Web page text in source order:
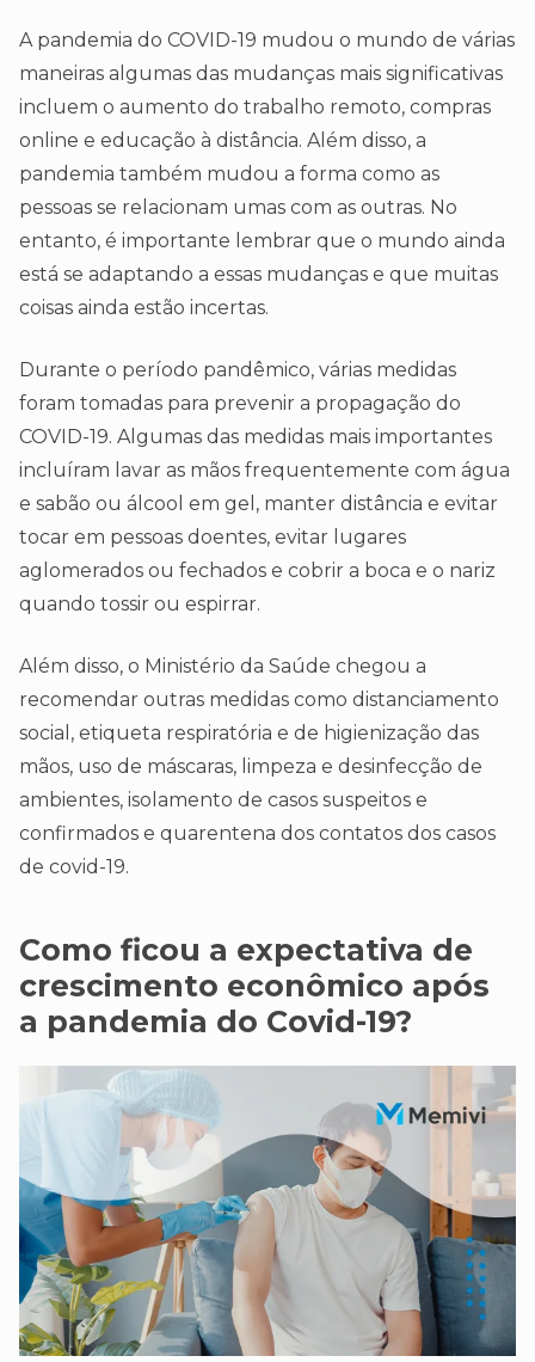
A pandemia do COVID-19 mudou o mundo de várias
maneiras algumas das mudanças mais significativas
incluem o aumento do trabalho remoto, compras
online e educação à distância. Além disso, a
pandemia também mudou a forma como as
pessoas se relacionam umas com as outras. No
entanto, é importante lembrar que o mundo ainda
está se adaptando a essas mudanças e que muitas
coisas ainda estão incertas.
Durante o período pandêmico, várias medidas
foram tomadas para prevenir a propagação do
COVID-19. Algumas das medidas mais importantes
incluíram lavar as mãos frequentemente com água
e sabão ou álcool em gel, manter distância e evitar
tocar em pessoas doentes, evitar lugares
aglomerados ou fechados e cobrir a boca e o nariz
quando tossir ou espirrar.
Além disso, o Ministério da Saúde chegou a
recomendar outras medidas como distanciamento
social, etiqueta respiratória e de higienização das
mãos, uso de máscaras, limpeza e desinfecção de
ambientes, isolamento de casos suspeitos e
confirmados e quarentena dos contatos dos casos
de covid-19.
Como ficou a expectativa de
crescimento econômico após
a pandemia do Covid-19?